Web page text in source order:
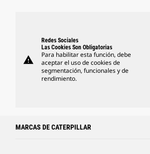
warning
Redes Sociales
Las Cookies Son Obligatorias
Para habilitar esta función, debe
aceptar el uso de cookies de
segmentación, funcionales y de
rendimiento.
MARCAS DE CATERPILLAR